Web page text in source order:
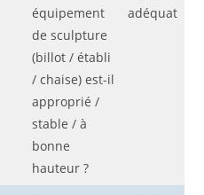
équipement
de sculpture
(billot / établi
/ chaise) est-il
approprié /
stable / à
bonne
hauteur ?
adéquat